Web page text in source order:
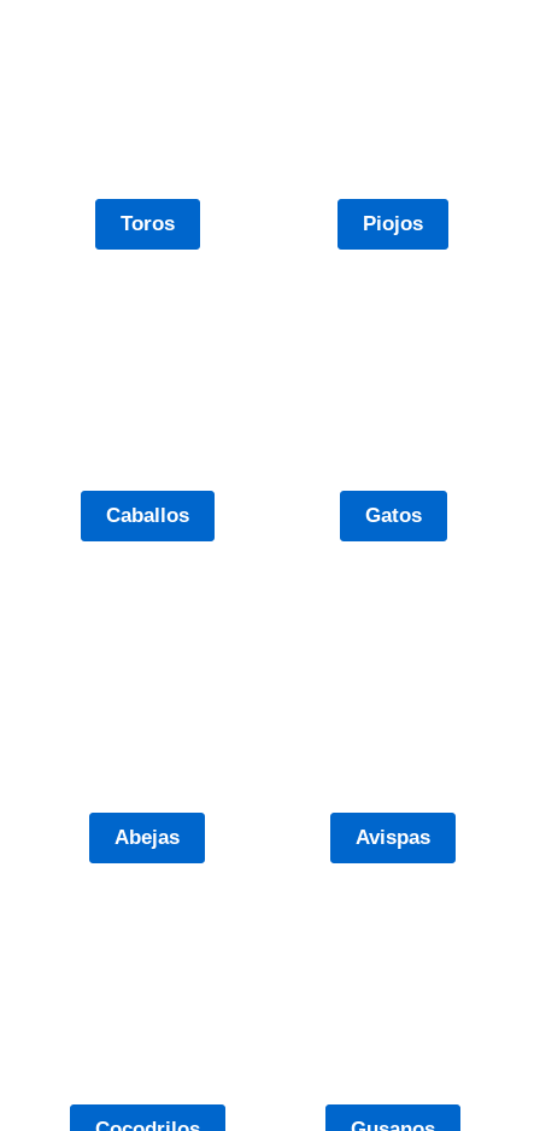
Toros Piojos
Caballos Gatos
Abejas Avispas